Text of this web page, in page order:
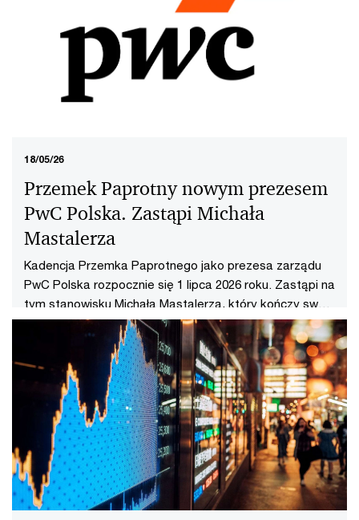
18/05/26
Przemek Paprotny nowym prezesem
PwC Polska. Zastąpi Michała
Mastalerza
Kadencja Przemka Paprotnego jako prezesa zarządu
PwC Polska rozpocznie się 1 lipca 2026 roku. Zastąpi na
tym stanowisku Michała Mastalerza, który kończy swoją
kadencję.